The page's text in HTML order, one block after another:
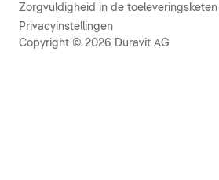
Zorgvuldigheid in de toeleveringsketen
Privacyinstellingen
Copyright © 2026 Duravit AG